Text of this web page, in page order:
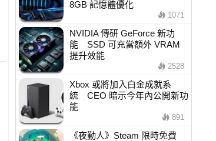
8GB 記憶體優化
1071
NVIDIA 傳研 GeForce 新功
能 SSD 可充當額外 VRAM
提升效能
2528
Xbox 或將加入白金成就系
統 CEO 暗示今年內公開新功
能
891
《夜勤人》Steam 限時免費